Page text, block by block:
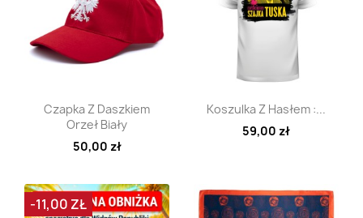
Szybki podgląd
Czapka Z Daszkiem
Orzeł Biały
50,00 zł
Szybki podgląd
Koszulka Z Hasłem :...
59,00 zł
-11,00 ZŁ